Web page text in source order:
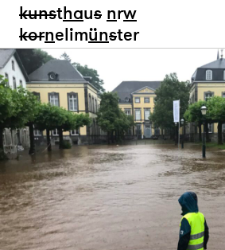
kunsthaus nrw
kornelimünster